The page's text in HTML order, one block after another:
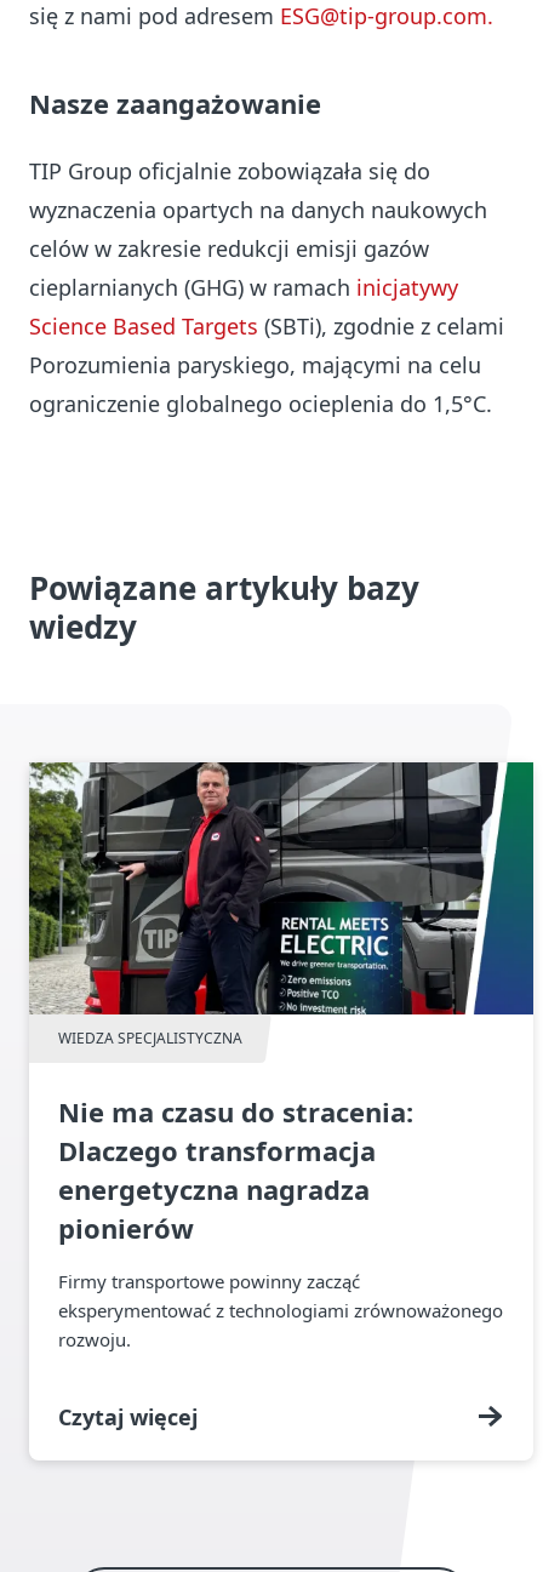
się z nami pod adresem ESG@tip-group.com.
Nasze zaangażowanie
TIP Group oficjalnie zobowiązała się do
wyznaczenia opartych na danych naukowych
celów w zakresie redukcji emisji gazów
cieplarnianych (GHG) w ramach inicjatywy
Science Based Targets (SBTi), zgodnie z celami
Porozumienia paryskiego, mającymi na celu
ograniczenie globalnego ocieplenia do 1,5°C.
Powiązane artykuły bazy
wiedzy
WIEDZA SPECJALISTYCZNA
Nie ma czasu do stracenia:
Dlaczego transformacja
energetyczna nagradza
pionierów
Firmy transportowe powinny zacząć
eksperymentować z technologiami zrównoważonego
rozwoju.
Czytaj więcej